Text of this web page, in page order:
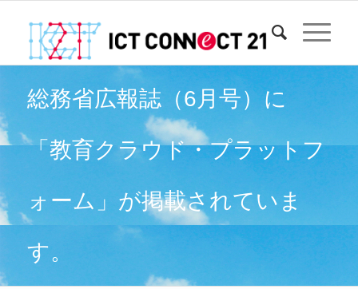
総務省広報誌（6月号）に
「教育クラウド・プラットフ
ォーム」が掲載されていま
す。